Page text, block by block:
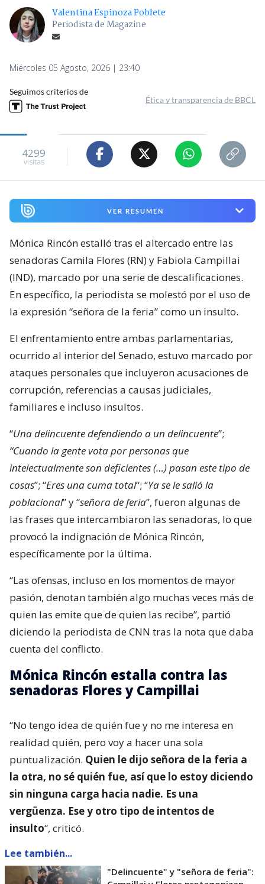
Valentina Espinoza Poblete
Periodista de Magazine
Miércoles 05 Agosto, 2026 | 23:40
Seguimos criterios de
Ética y transparencia de BBCL
4299
visitas
VER RESUMEN
Mónica Rincón estalló tras el altercado entre las
senadoras Camila Flores (RN) y Fabiola Campillai
(IND), marcado por una serie de descalificaciones.
En específico, la periodista se molestó por el uso de
la expresión “señora de la feria” como un insulto.
El enfrentamiento entre ambas parlamentarias,
ocurrido al interior del Senado, estuvo marcado por
ataques personales que incluyeron acusaciones de
corrupción, referencias a causas judiciales,
familiares e incluso insultos.
“Una delincuente defendiendo a un delincuente”;
“Cuando la gente vota por personas que
intelectualmente son deficientes (…) pasan este tipo de
cosas”; “Eres una cuma total“; “Ya se le salió la
poblacional” y “señora de feria”, fueron algunas de
las frases que intercambiaron las senadoras, lo que
provocó la indignación de Mónica Rincón,
específicamente por la última.
“Las ofensas, incluso en los momentos de mayor
pasión, denotan también algo muchas veces más de
quien las emite que de quien las recibe”, partió
diciendo la periodista de CNN tras la nota que daba
cuenta del conflicto.
Mónica Rincón estalla contra las
senadoras Flores y Campillai
“No tengo idea de quién fue y no me interesa en
realidad quién, pero voy a hacer una sola
puntualización. Quien le dijo señora de la feria a
la otra, no sé quién fue, así que lo estoy diciendo
sin ninguna carga hacia nadie. Es una
vergüenza. Ese y otro tipo de intentos de
insulto“, criticó.
Lee también...
"Delincuente" y "señora de feria":